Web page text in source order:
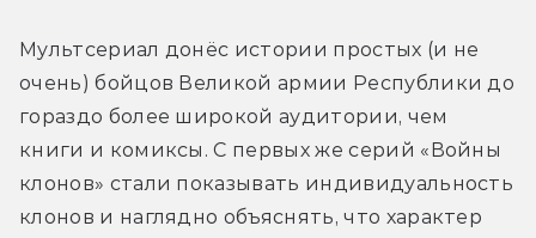
Мультсериал донёс истории простых (и не
очень) бойцов Великой армии Республики до
гораздо более широкой аудитории, чем
книги и комиксы. С первых же серий «Войны
клонов» стали показывать индивидуальность
клонов и наглядно объяснять, что характер